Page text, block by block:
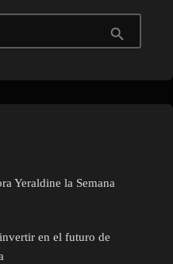
search
Yeraldine la Semana
en el futuro de